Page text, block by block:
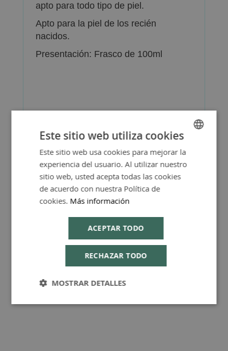
apto para todo tipo de piel.
Apto para la piel de los recién
nacidos.
Presentación: Frasco de 100ml
FAQ - Preguntas y Respuestas
Consejos de Compra Producto
SPANISH
ENGLISH
Este sitio web utiliza cookies
Este sitio web usa cookies para mejorar la
experiencia del usuario. Al utilizar nuestro
sitio web, usted acepta todas las cookies
de acuerdo con nuestra Política de
cookies. Más información
ACEPTAR TODO
RECHAZAR TODO
MOSTRAR DETALLES